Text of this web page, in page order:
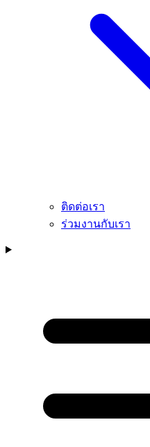
ติดต่อเรา
ร่วมงานกับเรา